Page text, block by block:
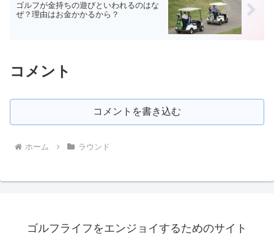
ゴルフが金持ちの遊びといわれるのはな
ぜ？理由はお金かかるから？
コメント
コメントを書き込む
ホーム ラウンド
ゴルフライフをエンジョイするためのサイト